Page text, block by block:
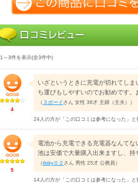
1～3件を表示(全3件中)
4
いざというときに充電が切れてし
ち運びもしやすいのでお勧めです
（ ３ボーイ さん 女性 36才 主婦（主夫））
24人の方が「この口コミは参考になった」
5
電池から充電できる充電器なんて
池は安価で大量購入出来ますし、持
（tktky０２ さん 男性 25才 公務員）
14人の方が「この口コミは参考になった」